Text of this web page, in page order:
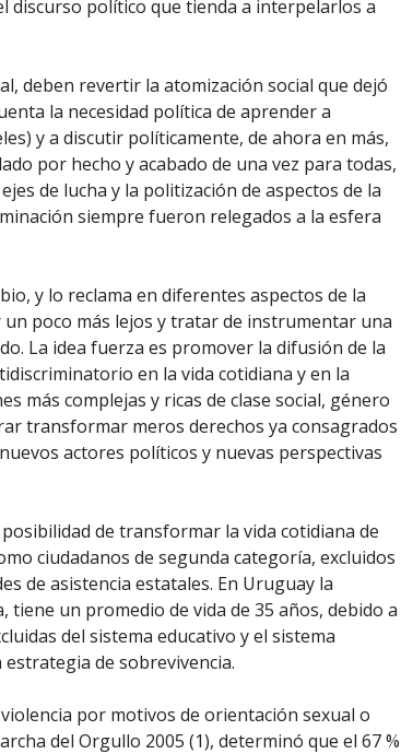
discurso político que tienda a interpelarlos a
deben revertir la atomización social que dejó
la necesidad política de aprender a
y a discutir políticamente, de ahora en más,
por hecho y acabado de una vez para todas,
de lucha y la politización de aspectos de la
siempre fueron relegados a la esfera
y lo reclama en diferentes aspectos de la
poco más lejos y tratar de instrumentar una
La idea fuerza es promover la difusión de la
en la vida cotidiana y en la
más complejas y ricas de clase social, género
transformar meros derechos ya consagrados
actores políticos y nuevas perspectivas
de transformar la vida cotidiana de
ciudadanos de segunda categoría, excluidos
de asistencia estatales. En Uruguay la
un promedio de vida de 35 años, debido a
del sistema educativo y el sistema
de sobrevivencia.
por motivos de orientación sexual o
del Orgullo 2005 (1), determinó que el 67 %